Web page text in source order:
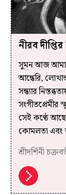
নীরব দীপ্তির
সুমন আজ
আন্ধেরি,
সন্ধ্যার
সংগীতপ্রেমীর
সেই কণ্ঠে আছে
কোমলতা এবং
শ্রীদর্শিনী